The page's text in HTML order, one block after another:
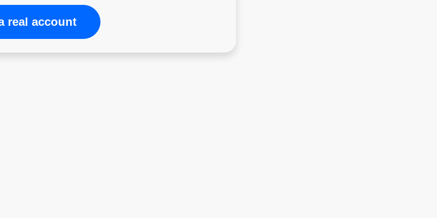
real account